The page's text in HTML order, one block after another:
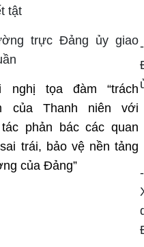
tật
trực Đảng ủy giao
nghị tọa đàm “trách
của Thanh niên với
phản bác các quan
trái, bảo vệ nền tảng
của Đảng”